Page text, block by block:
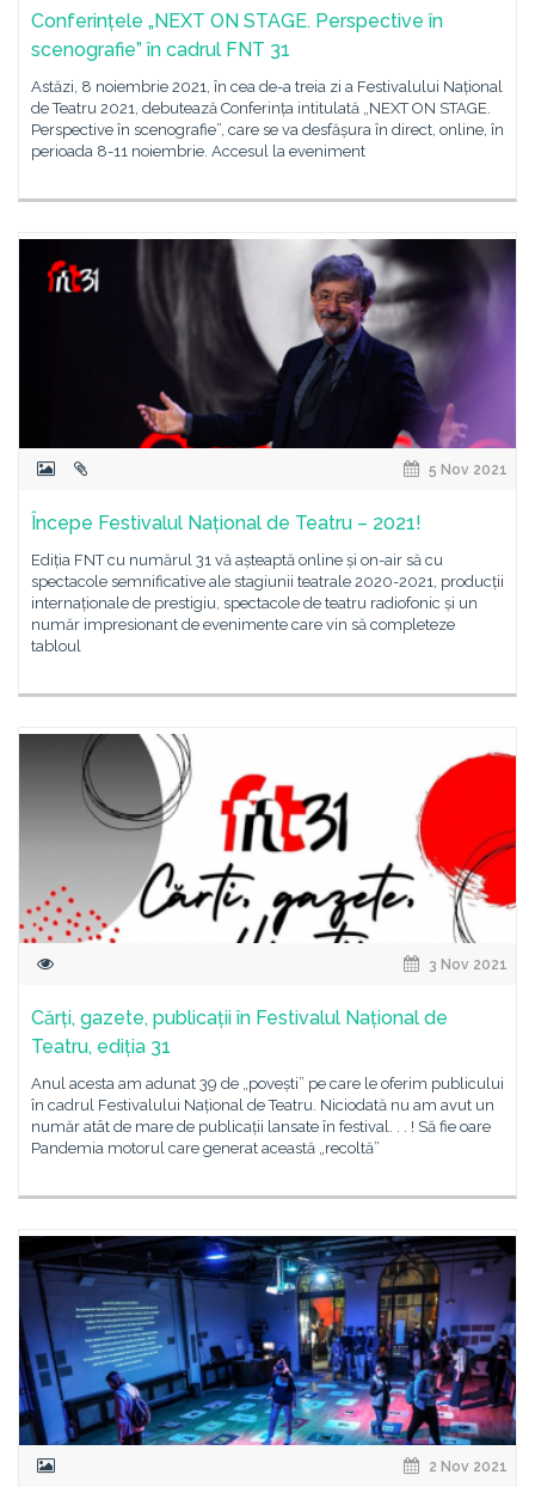
Conferințele „NEXT ON STAGE. Perspective în
scenografie” în cadrul FNT 31
Astăzi, 8 noiembrie 2021, în cea de-a treia zi a Festivalului Național
de Teatru 2021, debutează Conferința intitulată „NEXT ON STAGE.
Perspective în scenografie”, care se va desfășura în direct, online, în
perioada 8-11 noiembrie. Accesul la eveniment
5 Nov 2021
Începe Festivalul Național de Teatru – 2021!
Ediția FNT cu numărul 31 vă așteaptă online și on-air să cu
spectacole semnificative ale stagiunii teatrale 2020-2021, producții
internaționale de prestigiu, spectacole de teatru radiofonic și un
număr impresionant de evenimente care vin să completeze
tabloul
3 Nov 2021
Cărți, gazete, publicații în Festivalul Național de
Teatru, ediția 31
Anul acesta am adunat 39 de „povești” pe care le oferim publicului
în cadrul Festivalului Național de Teatru. Niciodată nu am avut un
număr atât de mare de publicații lansate în festival. . . ! Să fie oare
Pandemia motorul care generat această „recoltă”
2 Nov 2021